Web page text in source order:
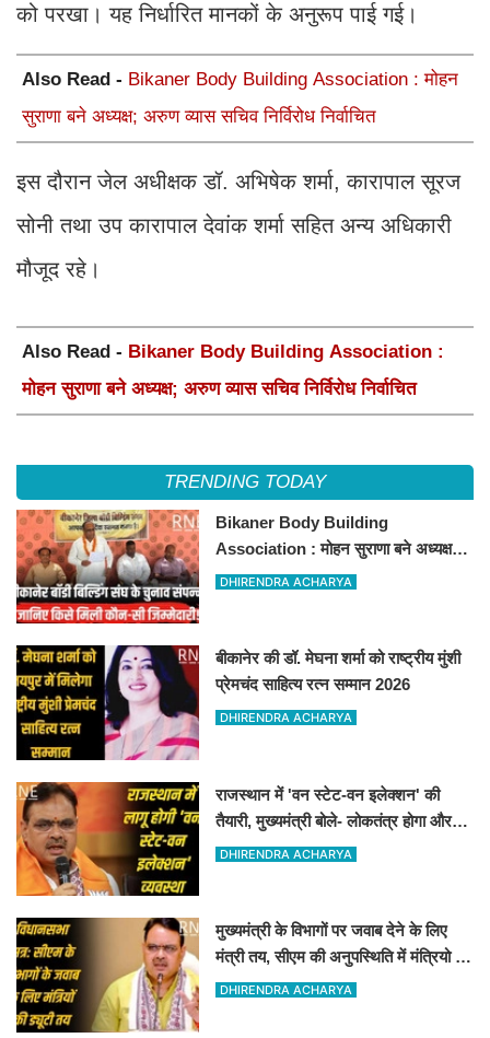
को परखा। यह निर्धारित मानकों के अनुरूप पाई गई।
Also Read - Bikaner Body Building Association : मोहन
सुराणा बने अध्यक्ष; अरुण व्यास सचिव निर्विरोध निर्वाचित
इस दौरान जेल अधीक्षक डॉ. अभिषेक शर्मा, कारापाल सूरज
सोनी तथा उप कारापाल देवांक शर्मा सहित अन्य अधिकारी
मौजूद रहे।
Also Read - Bikaner Body Building Association :
मोहन सुराणा बने अध्यक्ष; अरुण व्यास सचिव निर्विरोध निर्वाचित
TRENDING TODAY
Bikaner Body Building
Association : मोहन सुराणा बने अध्यक्ष;
अरुण व्यास सचिव निर्विरोध निर्वाचित
DHIRENDRA ACHARYA
बीकानेर की डॉ. मेघना शर्मा को राष्ट्रीय मुंशी
प्रेमचंद साहित्य रत्न सम्मान 2026
DHIRENDRA ACHARYA
राजस्थान में 'वन स्टेट-वन इलेक्शन' की
तैयारी, मुख्यमंत्री बोले- लोकतंत्र होगा और
मजबूत
DHIRENDRA ACHARYA
मुख्यमंत्री के विभागों पर जवाब देने के लिए
मंत्री तय, सीएम की अनुपस्थिति में मंत्रियो की
जिम्मेवारी तय
DHIRENDRA ACHARYA